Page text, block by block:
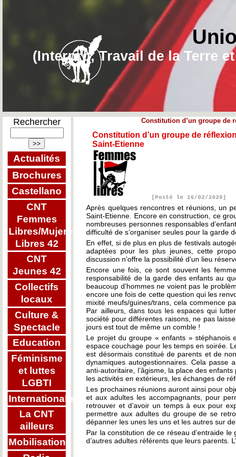
(Interpro, Travail de la Terre
Rechercher
Actualités
Brochures
Castellano
CNT
Femmes
Libres/Mujeres
Libres 42
CNT
Jeunes 42
Collectifs
locaux
Culture &
Spectacle
Education
Féminisme
et luttes
LGBTI
Internationalisme
La CNT
ailleurs
Mobilisations
Constitution d’un groupe de
Constitution d’un groupe de
Saint-Etienne
[Posté le 16/02/2020]
Après quelques rencontres et réunions, un
Saint-Etienne. Encore en construction, ce
nombreuses personnes responsables
difficulté de s’organiser seules pour la garde
En effet, si de plus en plus de festivals
adaptées pour les plus jeunes, cette
discussion n’offre la possibilité d’un lieu
Encore une fois, ce sont souvent les
responsabilité de la garde des enfants au
beaucoup d’hommes ne voient pas le
encore une fois de cette question qui les
mixité meufs/guines/trans, cela commence
Par ailleurs, dans tous les espaces qui
société pour différentes raisons, ne pas
jours est tout de même un comble !
Le projet du groupe « enfants » stéphanois
espace couchage pour les temps en soirée.
est désormais constitué de parents et de
dynamiques autogestionnaires. Cela passe
anti-autoritaire, l’âgisme, la place des
les activités en extérieurs, les échanges de
Les prochaines réunions auront ainsi pour
et aux adultes les accompagnants, pour
retrouver et d’avoir un temps à eux pour
permettre aux adultes du groupe de se
dépanner les unes les uns et les autres sur
Par la constitution de ce réseau d’entraide
d’autres adultes référents que leurs parents.